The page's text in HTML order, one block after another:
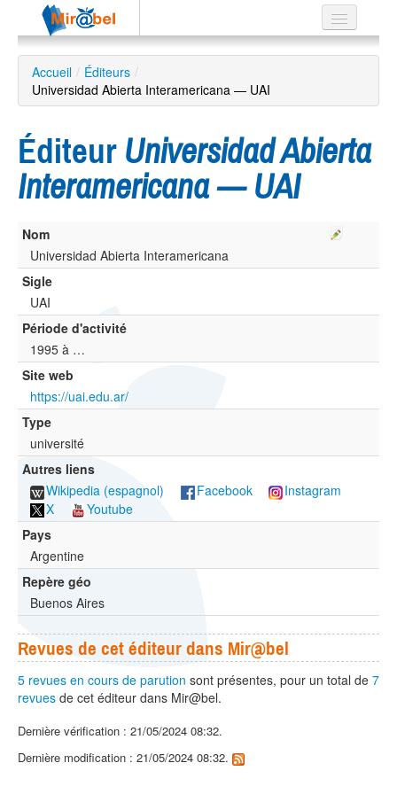
Le réseau
Soutien
avancée
EN
ES
?
Accueil / Éditeurs /
Universidad Abierta Interamericana — UAI
Éditeur Universidad Abierta
Interamericana — UAI
Nom
Universidad Abierta Interamericana
Sigle
UAI
Période d'activité
1995 à …
Site web
https://uai.edu.ar/
Type
université
Autres liens
Wikipedia (espagnol)
Facebook
Instagram
X
Youtube
Pays
Argentine
Repère géo
Buenos Aires
Revues de cet éditeur dans Mir@bel
5 revues en cours de parution sont présentes, pour un total de 7
revues de cet éditeur dans Mir@bel.
Dernière vérification : 21/05/2024 08:32.
Dernière modification : 21/05/2024 08:32.